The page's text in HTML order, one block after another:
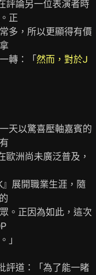
評論另一位表演者時
正
多，所以更顯得有價
轉：「 然而，對於J
天以驚喜壓軸嘉賓的
歐洲尚未廣泛普及，
展開職業生涯，隨
。正因為如此，這次
」
評道：「為了能一睹